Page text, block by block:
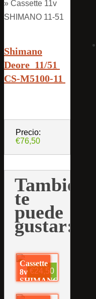
» Cassette 11v
SHIMANO 11-51
Shimano
Deore 11/51
CS-M5100-11
Precio:
€76,50
También
te
puede
gustar:
Cassette
8v
SHIMANO
€24,50